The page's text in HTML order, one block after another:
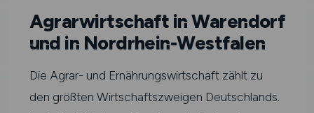
Agrarwirtschaft in Warendorf
und in Nordrhein-Westfalen
Die Agrar- und Ernährungswirtschaft zählt zu
den größten Wirtschaftszweigen Deutschlands.